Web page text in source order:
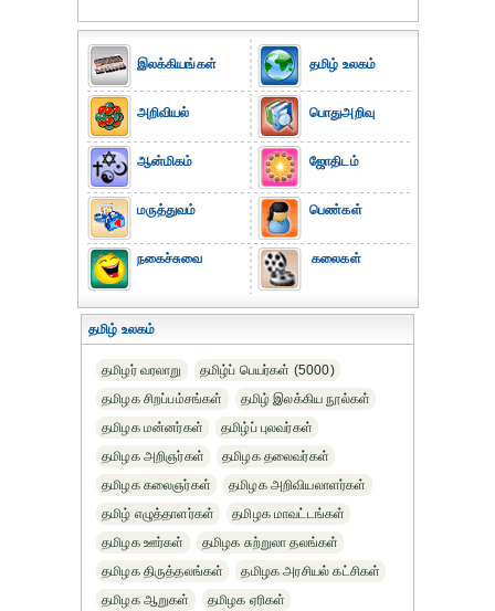
இலக்கியங்கள்
அறிவியல்
ஆன்மிகம்
மருத்துவம்
நகைச்சுவை
தமிழ் உலகம்
பொதுஅறிவு
ஜோதிடம்
பெண்கள்
கலைகள்
தமிழ் உலகம்
தமிழர் வரலாறு
தமிழ்ப் பெயர்கள் (5000)
தமிழக சிறப்பம்சங்கள்
தமிழ் இலக்கிய நூல்கள்
தமிழக மன்னர்கள்
தமிழ்ப் புலவர்கள்
தமிழக அறிஞர்கள்
தமிழக தலைவர்கள்
தமிழக கலைஞர்கள்
தமிழக அறிவியலாளர்கள்‎
தமிழ் எழுத்தாளர்கள்
தமிழக மாவட்டங்கள்
தமிழக ஊர்கள்
தமிழக சுற்றுலா தலங்கள்
தமிழக திருத்தலங்கள்
தமிழக அரசியல் கட்சிகள்
தமிழக ஆறுகள்
தமிழக ஏரிகள்